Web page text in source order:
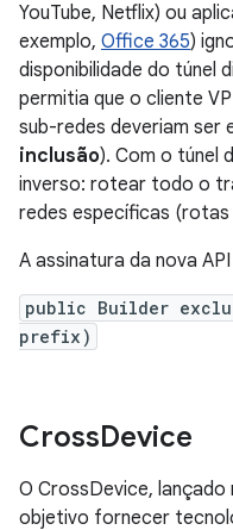
YouTube, Netflix) ou
exemplo, Office 365)
disponibilidade do túnel
permitia que o cliente
sub-redes deveriam ser
inclusão). Com o túnel
inverso: rotear todo o
redes específicas (rotas
A assinatura da nova
public Builder
prefix)
CrossDevice
O CrossDevice, lançado
objetivo fornecer